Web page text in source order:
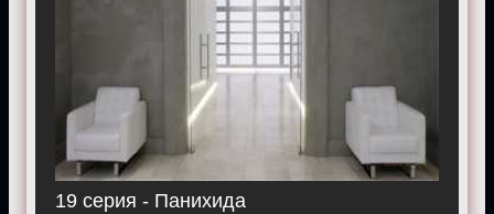
19 серия - Панихида